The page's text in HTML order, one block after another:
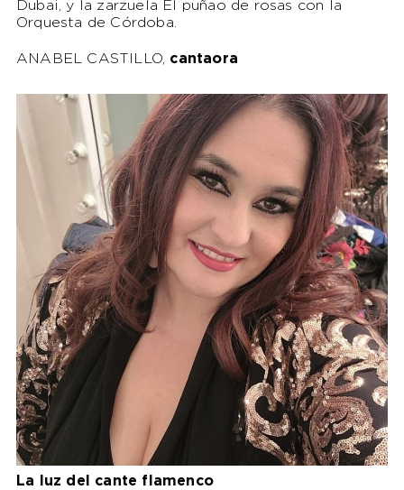
Dubai, y la zarzuela El puñao de rosas con la
Orquesta de Córdoba.
ANABEL CASTILLO, cantaora
La luz del cante flamenco